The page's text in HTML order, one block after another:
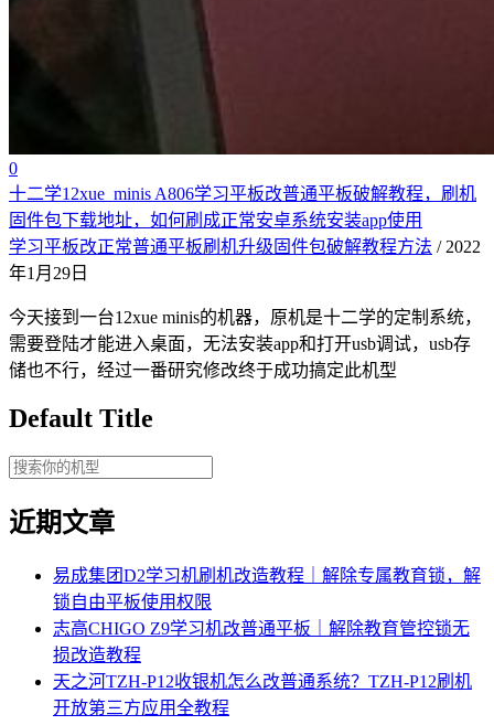
0
十二学12xue_minis A806学习平板改普通平板破解教程，刷机
固件包下载地址，如何刷成正常安卓系统安装app使用
学习平板改正常普通平板刷机升级固件包破解教程方法 / 2022
年1月29日
今天接到一台12xue minis的机器，原机是十二学的定制系统，
需要登陆才能进入桌面，无法安装app和打开usb调试，usb存
储也不行，经过一番研究修改终于成功搞定此机型
Default Title
近期文章
易成集团D2学习机刷机改造教程｜解除专属教育锁，解
锁自由平板使用权限
志高CHIGO Z9学习机改普通平板｜解除教育管控锁无
损改造教程
天之河TZH-P12收银机怎么改普通系统？TZH-P12刷机
开放第三方应用全教程